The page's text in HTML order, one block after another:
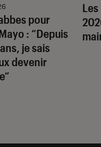
pour
: “Depuis
je sais
devenir